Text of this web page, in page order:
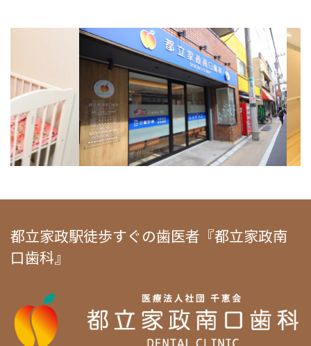
都立家政駅徒歩すぐの歯医者『都立家政南
口歯科』